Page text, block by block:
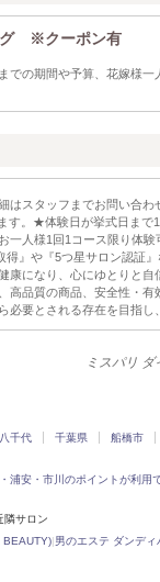
グ ※クーポン有
での期間や予算、花嫁様
はスタッフまでお問い合
す。★体験日が挙式日ま
一人様1回1コース限り体
』や『5つ星サロン認証
康になり、心にゆとりと
高品質の商品、安全性・
必要とされる存在を目指
ミスパリ
千代 千葉県 船橋市
浦安・市川のポイントが利用
隣サロン
BEAUTY)|男のエステ ダンデ